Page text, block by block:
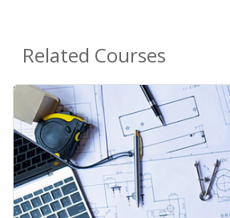
Related Courses